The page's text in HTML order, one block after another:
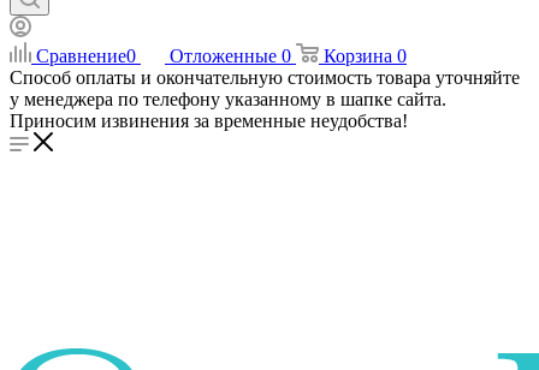
Сравнение0 Отложенные 0 Корзина 0
Способ оплаты и окончательную стоимость товара уточняйте
у менеджера по телефону указанному в шапке сайта.
Приносим извинения за временные неудобства!